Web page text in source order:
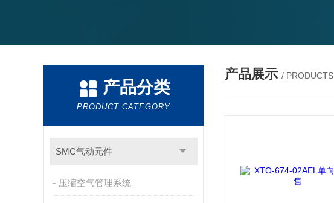
产品分类
PRODUCT CATEGORY
SMC气动元件
压缩空气管理系统
产品展示 / PRODUCTS